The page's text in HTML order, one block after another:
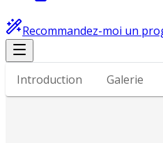
Recommandez-moi un
Introduction Galerie